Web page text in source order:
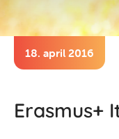
18. april 2016
Erasmus+